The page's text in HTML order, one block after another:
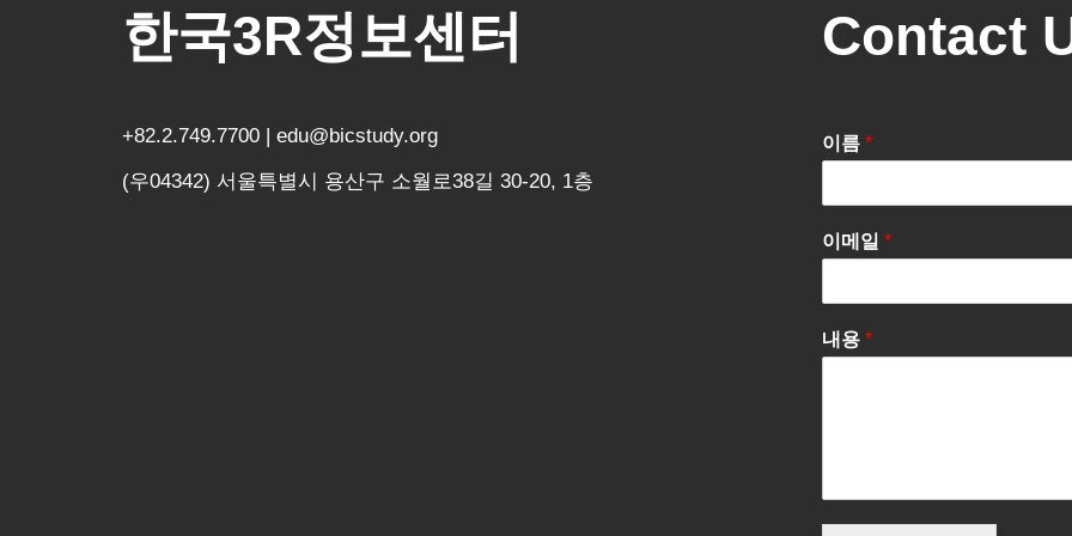
한국3R정보센터
+82.2.749.7700 | edu@bicstudy.org
(우04342) 서울특별시 용산구 소월로38길 30-20, 1층
Contact
이름 *
이메일 *
내용 *